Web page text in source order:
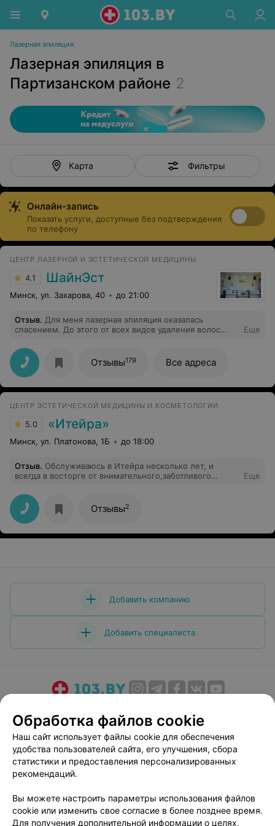
Лазерная эпиляция
Лазерная эпиляция в
Партизанском районе 2
Карта Фильтры
Онлайн-запись
Показать услуги, доступные без подтверждения
по телефону
ЦЕНТР ЛАЗЕРНОЙ И ЭСТЕТИЧЕСКОЙ МЕДИЦИНЫ
4.1 ШайнЭст
Минск, ул. Захарова, 40 до 21:00
Отзыв. Для меня лазерная эпиляция оказалась
спасением. До этого от всех видов удаления волос
себя лазер, решила делать только его. Проходила у
вас курс. На мой тип волосков ушло не мало процедур,
но каждый раз я видела все лучший результат.
Прекрасные девушки работают, делают все аккуратно
и быстро, не пропуская ни одной нужной зоны.
Еще
Отзывы179 Все адреса
ЦЕНТР ЭСТЕТИЧЕСКОЙ МЕДИЦИНЫ И КОСМЕТОЛОГИИ
5.0 «Итейра»
Минск, ул. Платонова, 1Б до 18:00
Отзыв. Обслуживаюсь в Итейра несколько лет, и
всегда в восторге от внимательного,заботливого
царящей в салоне и конечно результата процедур,
хотела убрать морщины вокруг глаз и на лбу
Захотелось поделиться своими впечатлениями.
Еще
Отзывы2
Добавить компанию
Добавить специалиста
Медицинский маркетинг
Публичный договор
Пользовательское соглашение
Способы оплаты
Вакансии
Партнеры
Написать руководителю 103.by
Персональные настройки cookie
Обработка файлов cookie
Наш сайт использует файлы cookie для обеспечения
удобства пользователей сайта, его улучшения, сбора
статистики и предоставления персонализированных
рекомендаций.
Вы можете настроить параметры использования файлов
cookie или изменить свое согласие в более позднее время.
Для получения дополнительной информации о целях,